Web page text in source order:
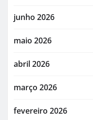
junho 2026
maio 2026
abril 2026
março 2026
fevereiro 2026